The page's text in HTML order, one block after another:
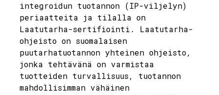
integroidun tuotannon (IP-viljelyn)
periaatteita ja tilalla on
Laatutarha-sertifiointi. Laatutarha-
ohjeisto on suomalaisen
puutarhatuotannon yhteinen ohjeisto,
jonka tehtävänä on varmistaa
tuotteiden turvallisuus, tuotannon
mahdollisimman vähäinen